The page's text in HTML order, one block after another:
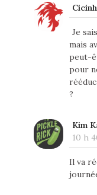
Je
mais
peut-
pour
?
Kim
10 h
Il va